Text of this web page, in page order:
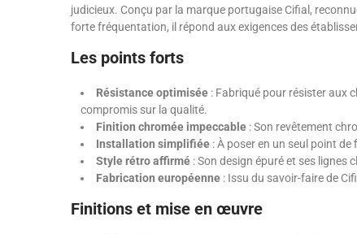
judicieux. Conçu par la marque portugaise Cifial,
forte fréquentation, il répond aux exigences des
Les points forts
Résistance optimisée : Fabriqué pour résister aux
compromis sur la qualité.
Finition chromée impeccable : Son revêtement
Installation simplifiée : À poser en un seul point
Style rétro affirmé : Son design épuré et ses
Fabrication européenne : Issu du savoir-faire de
Finitions et mise en œuvre